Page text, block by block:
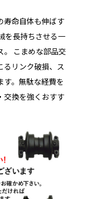
寿命自体も伸ばす
を長持ちさせる一
。 こまめな部品交
るリンク破損、ス
す。無駄な経費を
交換を強くおすす